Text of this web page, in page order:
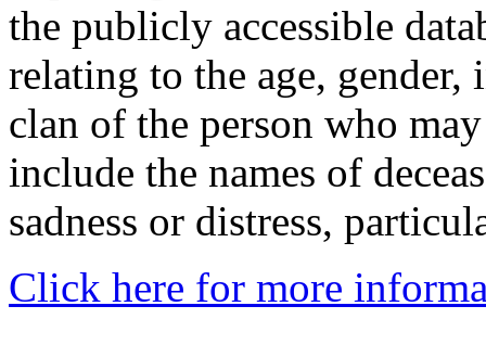
the publicly accessible
relating to the age,
clan of the person who
include the names of
sadness or distress,
Click here for more